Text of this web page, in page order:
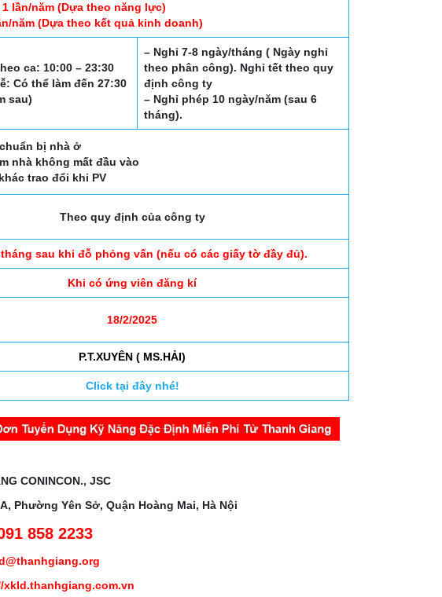
lần/năm (Dựa theo năng lực)
năm (Dựa theo kết quả kinh doanh)
ca: 10:00 – 23:30
Có thể làm đến 27:30
sau)
– Nghỉ 7-8 ngày/tháng ( Ngày nghỉ
theo phân công). Nghỉ tết theo quy
định công ty
– Nghỉ phép 10 ngày/năm (sau 6
tháng).
bị nhà ở
nhà không mất đầu vào
trao đổi khi PV
Theo quy định của công ty
tháng sau khi đỗ phỏng vấn (nếu có các giấy tờ đầy đủ).
Khi có ứng viên đăng kí
18/2/2025
P.T.XUYÊN ( MS.HẢI)
Click tại đây nhé!
CONINCON., JSC
Phường Yên Sở, Quận Hoàng Mai, Hà Nội
858 2233
xkld.thanhgiang.com.vn